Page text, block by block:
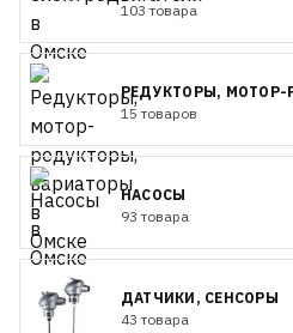
103 товара
РЕДУКТОРЫ, МОТОР-
15 товаров
НАСОСЫ
93 товара
ДАТЧИКИ, СЕНСОРЫ
43 товара